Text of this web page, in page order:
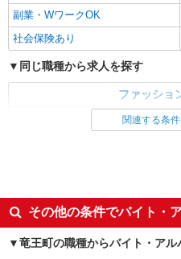
副業・WワークOK
社会保険あり
同じ職種から求人を探す
ファッショ
週1日勤務OK
車通勤OK
交通費支給
関連する条
その他の条件でバイト・
竜王町の職種からバイト・ア